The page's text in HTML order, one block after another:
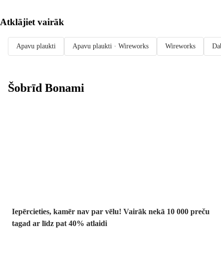
Atklājiet vairāk
Apavu plaukti Apavu plaukti · Wireworks Wireworks
Šobrīd Bonami
Iepērcieties, kamēr nav par vēlu! Vairāk nekā 10 000 preču
tagad ar līdz pat 40% atlaidi